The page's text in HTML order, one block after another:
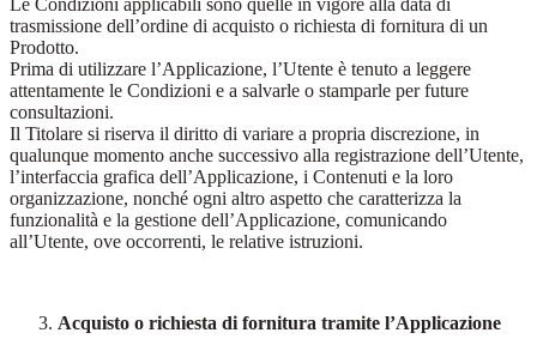
trasmissione dell’ordine di acquisto o richiesta di fornitura di un
Prodotto.
Prima di utilizzare l’Applicazione, l’Utente è tenuto a leggere
attentamente le Condizioni e a salvarle o stamparle per future
consultazioni.
Il Titolare si riserva il diritto di variare a propria discrezione, in
qualunque momento anche successivo alla registrazione dell’Utente,
l’interfaccia grafica dell’Applicazione, i Contenuti e la loro
organizzazione, nonché ogni altro aspetto che caratterizza la
funzionalità e la gestione dell’Applicazione, comunicando
all’Utente, ove occorrenti, le relative istruzioni.
Acquisto o richiesta di fornitura tramite l’Applicazione